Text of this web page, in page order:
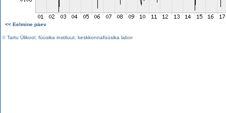
<< Eelmine päev
©Tartu Ülikool füüsika instituut keskkonnafüüsika labor